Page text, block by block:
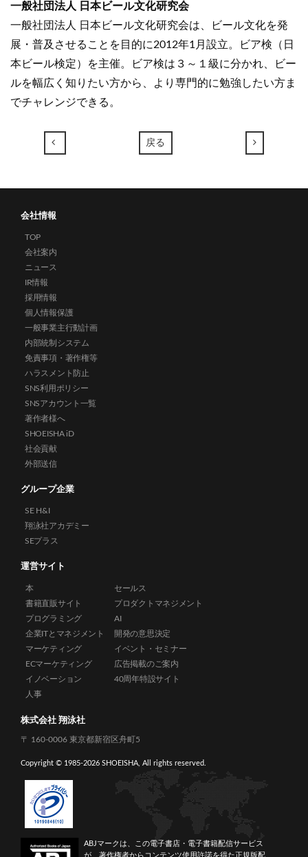
一般社団法人 日本ビール文化研究会
一般社団法人 日本ビール文化研究会は、ビール文化を発
展・普及させることを目的に2012年1月設立。ビア検（日
本ビール検定）を主催。ビア検は３～１級に分かれ、ビー
ルを幅広く知りたい方から、より専門的に勉強したい方ま
でチャレンジできる。
戻る →
会社情報
TOP
会社案内
ニュース
IR情報
採用情報
個人情報保護
一般事業主行動計画
内部統制システム
免責事項・著作権等
ハラスメント防止
SNS利用ポリシー
SNSアカウント一覧
著作者様へ
SHOEISHA iD
社会貢献
外部送信
グループ企業
SE H&I
翔泳社アカデミー
SEプラス
運営サイト
本
書籍直販サイト
プログラミング
企業ITとマネジメント
マーケティング
ECマーケティング
イノベーション
人事
セールス
プロダクトマネジメント
AI
開発の意思決定
イベント・セミナー
広告掲載のご案内
40周年特設サイト
株式会社 翔泳社
〒 160-0006 東京都新宿区舟町5
Copyright © 1985-2026 SHOEISHA, All rights reserved.
ABJマークは、この電子書店・電子書籍配信サービス